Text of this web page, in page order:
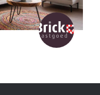
Brick